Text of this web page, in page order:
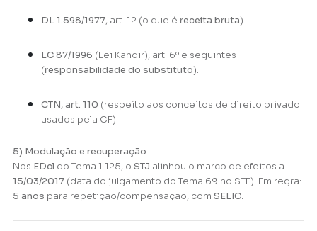
DL 1.598/1977, art. 12 (o que é receita bruta).
LC 87/1996 (Lei Kandir), art. 6º e seguintes
(responsabilidade do substituto).
CTN, art. 110 (respeito aos conceitos de direito privado
usados pela CF).
5) Modulação e recuperação
Nos EDcl do Tema 1.125, o STJ alinhou o marco de efeitos a
15/03/2017 (data do julgamento do Tema 69 no STF). Em regra:
5 anos para repetição/compensação, com SELIC.